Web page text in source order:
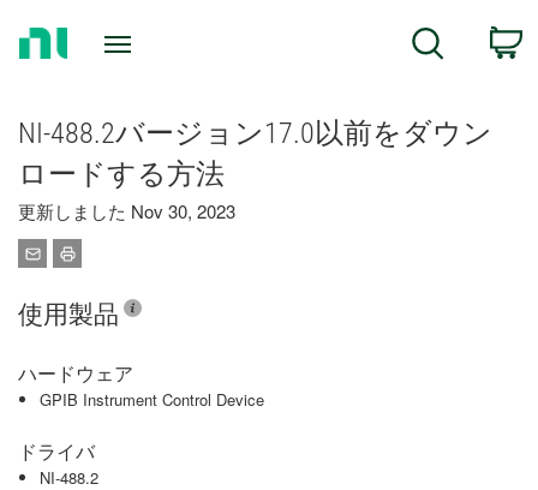
Search
NI-488.2バージョン17.0以前をダウン
ロードする方法
更新しました Nov 30, 2023
使用製品
ハードウェア
GPIB Instrument Control Device
ドライバ
NI-488.2